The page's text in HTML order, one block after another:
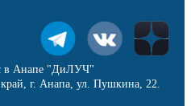
в Анапе "ДиЛУЧ"
край, г. Анапа, ул. Пушкина, 22.